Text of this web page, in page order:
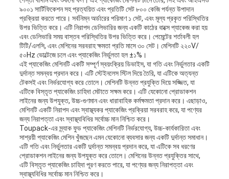
৯০০১ সার্টিফিকেশন সহ প্রত্যয়িত এবং প্রতিটি সেট ৮০০ কেজি পর্যন্ত উপাদান
প্রক্রিয়া করতে পারে। সর্বনিম্ন অর্ডারের পরিমাণ ১ সেট, এবং মূল্য প্রকৃত পরিস্থিতির
উপর ভিত্তি করে। এটি নিরাপদ ডেলিভারির জন্য একটি কাঠের বাক্সে প্যাকেজ করা হয়
এবং ডেলিভারি সময় বাস্তব পরিস্থিতির উপর ভিত্তি করে। পেমেন্টের শর্তাবলী হল
টিটি/এলসি, এবং মেশিনের সরবরাহ ক্ষমতা প্রতি মাসে ৩০ সেট। মেশিনটি ২২০V/
৫০Hz ভোল্টেজে চলে এবং প্যাকেজিং নির্ভুলতা হল ±১%।
এই প্যাকেজিং মেশিনটি একটি সম্পূর্ণ স্বয়ংক্রিয় ডিভাইস, যা গতি এবং নির্ভুলতার একটি
দুর্দান্ত সমন্বয় প্রদান করে। এটি স্টেইনলেস স্টিল দিয়ে তৈরি, যা এটিকে অত্যন্ত
টেকসই এবং নির্ভরযোগ্য করে তোলে। মেশিনটি উন্নত প্রযুক্তি দিয়ে সজ্জিত, যা
এটিকে বিস্তৃত প্যাকেজিং চাহিদা মেটাতে সক্ষম করে। এটি যেকোনো প্রোডাকশন
লাইনের জন্য উপযুক্ত, উচ্চ-গুণমান এবং ধারাবাহিক কর্মক্ষমতা প্রদান করে। এছাড়াও,
মেশিনটি একটি নিরাপদ এবং স্বাস্থ্যকর প্যাকেজিং প্রক্রিয়া সরবরাহ করে, যা পণ্যের
জন্য নিরাপত্তা এবং স্বাস্থ্যবিধির সর্বোচ্চ মান নিশ্চিত করে।
Toupack-এর স্ন্যাক ফুড প্যাকেজিং মেশিনটি নির্ভরযোগ্য, উচ্চ-কার্যকারিতা এবং
সাশ্রয়ী প্যাকেজিং মেশিন খুঁজছেন এমন যেকোনো ব্যবসার জন্য একটি দুর্দান্ত সমাধান।
এটি গতি এবং নির্ভুলতার একটি দুর্দান্ত সমন্বয় প্রদান করে, যা এটিকে সব ধরণের
প্রোডাকশন লাইনের জন্য উপযুক্ত করে তোলে। মেশিনের উন্নত প্রযুক্তির সাথে,
এটি বিস্তৃত প্যাকেজিং চাহিদা পূরণ করতে পারে, যা পণ্যের জন্য নিরাপত্তা এবং
স্বাস্থ্যবিধির সর্বোচ্চ মান নিশ্চিত করে।